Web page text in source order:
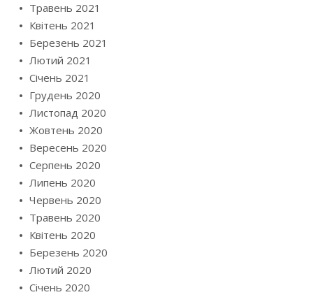
Травень 2021
Квітень 2021
Березень 2021
Лютий 2021
Січень 2021
Грудень 2020
Листопад 2020
Жовтень 2020
Вересень 2020
Серпень 2020
Липень 2020
Червень 2020
Травень 2020
Квітень 2020
Березень 2020
Лютий 2020
Січень 2020